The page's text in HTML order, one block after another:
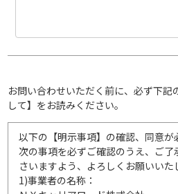
お問い合わせいただく前に、必ず下記
して】をお読みください。
以下の【明示事項】の確認、同意が
次の事項を必ずご確認のうえ、ご
さいますよう、よろしくお願いいた
1)事業者の名称：